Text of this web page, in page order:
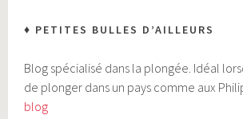
♦ PETITES BULLES D’AILLEURS
Blog spécialisé dans la plongée. Idéal
de plonger dans un pays comme aux
blog